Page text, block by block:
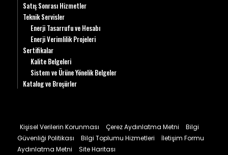
Satış Sonrası Hizmetler
Teknik Servisler
Enerji Tasarrufu ve Hesabı
Enerji Verimlilik Projeleri
Sertifikalar
Kalite Belgeleri
Sistem ve Ürüne Yönelik Belgeler
Katalog ve Broşürler
Kişisel Verilerin Korunması Çerez Aydınlatma Metni
Bilgi
Güvenliği Politikası
Bilgi Toplumu Hizmetleri
İletişim Formu
Aydınlatma Metni
Site Haritası